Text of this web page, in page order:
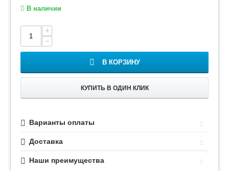
В наличии
+
−
В КОРЗИНУ
КУПИТЬ В ОДИН КЛИК
Варианты оплаты
Доставка
Наши преимущества